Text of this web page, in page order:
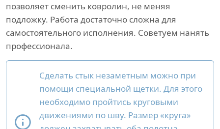
позволяет сменить ковролин, не меняя
подложку. Работа достаточно сложна для
самостоятельного исполнения. Советуем нанять
профессионала.
Сделать стык незаметным можно при
помощи специальной щетки. Для этого
необходимо пройтись круговыми
движениями по шву. Размер «круга»